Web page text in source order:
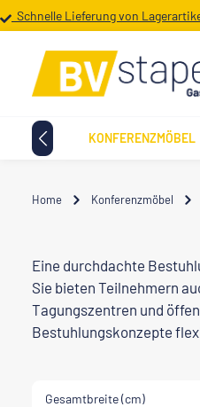
Hauptinhalt springen
Zur Suche springen
Zur Hauptnavigation
Schnelle Lieferung von
KONFERENZMÖBEL
Home Konferenzmöbel
Eine durchdachte
Sie bieten Teilnehmern
Tagungszentren und
Bestuhlungskonzepte
Gesamtbreite (cm)